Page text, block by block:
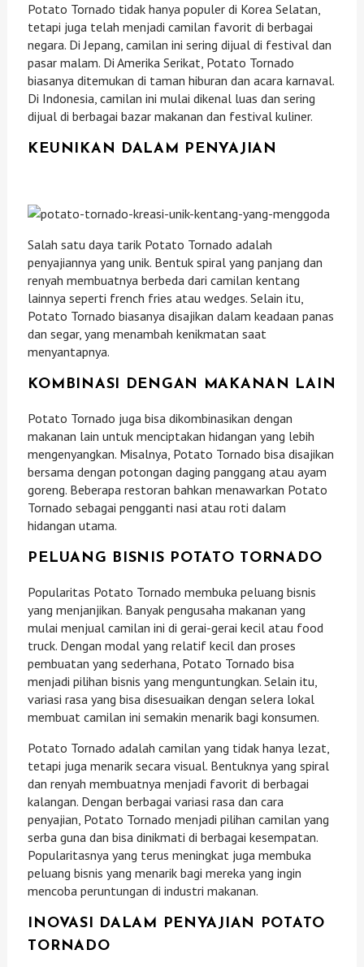
Potato Tornado tidak hanya populer di Korea Selatan,
tetapi juga telah menjadi camilan favorit di berbagai
negara. Di Jepang, camilan ini sering dijual di festival dan
pasar malam. Di Amerika Serikat, Potato Tornado
biasanya ditemukan di taman hiburan dan acara karnaval.
Di Indonesia, camilan ini mulai dikenal luas dan sering
dijual di berbagai bazar makanan dan festival kuliner.
KEUNIKAN DALAM PENYAJIAN
Salah satu daya tarik Potato Tornado adalah
penyajiannya yang unik. Bentuk spiral yang panjang dan
renyah membuatnya berbeda dari camilan kentang
lainnya seperti french fries atau wedges. Selain itu,
Potato Tornado biasanya disajikan dalam keadaan panas
dan segar, yang menambah kenikmatan saat
menyantapnya.
KOMBINASI DENGAN MAKANAN LAIN
Potato Tornado juga bisa dikombinasikan dengan
makanan lain untuk menciptakan hidangan yang lebih
mengenyangkan. Misalnya, Potato Tornado bisa disajikan
bersama dengan potongan daging panggang atau ayam
goreng. Beberapa restoran bahkan menawarkan Potato
Tornado sebagai pengganti nasi atau roti dalam
hidangan utama.
PELUANG BISNIS POTATO TORNADO
Popularitas Potato Tornado membuka peluang bisnis
yang menjanjikan. Banyak pengusaha makanan yang
mulai menjual camilan ini di gerai-gerai kecil atau food
truck. Dengan modal yang relatif kecil dan proses
pembuatan yang sederhana, Potato Tornado bisa
menjadi pilihan bisnis yang menguntungkan. Selain itu,
variasi rasa yang bisa disesuaikan dengan selera lokal
membuat camilan ini semakin menarik bagi konsumen.
Potato Tornado adalah camilan yang tidak hanya lezat,
tetapi juga menarik secara visual. Bentuknya yang spiral
dan renyah membuatnya menjadi favorit di berbagai
kalangan. Dengan berbagai variasi rasa dan cara
penyajian, Potato Tornado menjadi pilihan camilan yang
serba guna dan bisa dinikmati di berbagai kesempatan.
Popularitasnya yang terus meningkat juga membuka
peluang bisnis yang menarik bagi mereka yang ingin
mencoba peruntungan di industri makanan.
INOVASI DALAM PENYAJIAN POTATO
TORNADO